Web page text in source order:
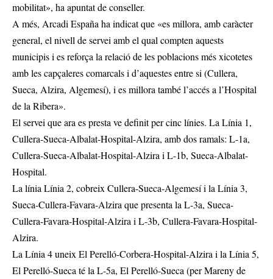
mobilitat», ha apuntat de conseller.
A més, Arcadi España ha indicat que «es millora, amb caràcter
general, el nivell de servei amb el qual compten aquests
municipis i es reforça la relació de les poblacions més xicotetes
amb les capçaleres comarcals i d’aquestes entre si (Cullera,
Sueca, Alzira, Algemesí), i es millora també l’accés a l’Hospital
de la Ribera».
El servei que ara es presta ve definit per cinc línies. La Línia 1,
Cullera-Sueca-Albalat-Hospital-Alzira, amb dos ramals: L-1a,
Cullera-Sueca-Albalat-Hospital-Alzira i L-1b, Sueca-Albalat-
Hospital.
La línia Línia 2, cobreix Cullera-Sueca-Algemesí i la Línia 3,
Sueca-Cullera-Favara-Alzira que presenta la L-3a, Sueca-
Cullera-Favara-Hospital-Alzira i L-3b, Cullera-Favara-Hospital-
Alzira.
La Línia 4 uneix El Perelló-Corbera-Hospital-Alzira i la Línia 5,
El Perelló-Sueca té la L-5a, El Perelló-Sueca (per Mareny de